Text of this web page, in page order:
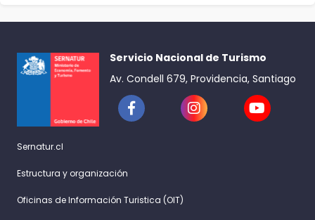
Servicio Nacional de Turismo
Av. Condell 679, Providencia, Santiago
Sernatur.cl
Estructura y organización
Oficinas de Información Turistica (OIT)